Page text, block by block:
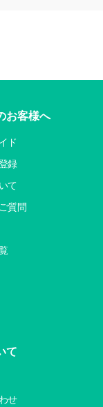
お客様へ
ド
録
て
質問
て
せ